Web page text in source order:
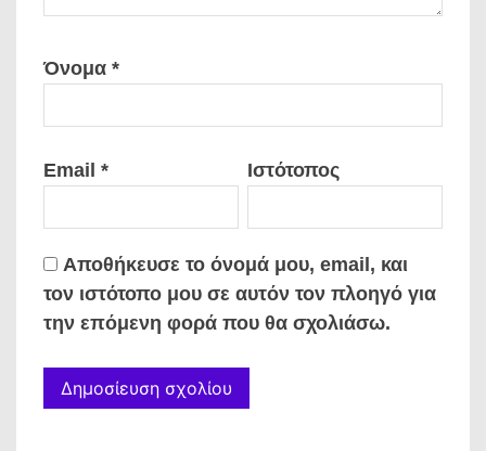
Όνομα *
Email * Ιστότοπος
Αποθήκευσε το όνομά μου, email, και
τον ιστότοπο μου σε αυτόν τον πλοηγό για
την επόμενη φορά που θα σχολιάσω.